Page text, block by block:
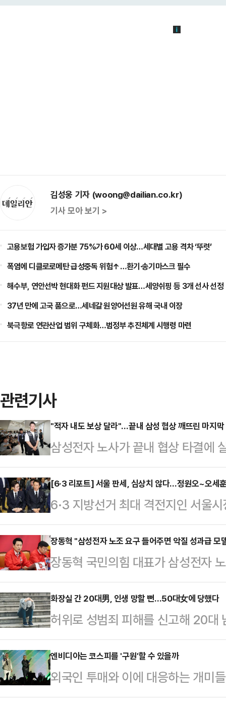
김성웅 기자 (woong@dailian.co.kr)
기사 모아 보기 >
고용보험 가입자 증가분 75%가 60세 이상…세대별 고용 격차 ‘뚜렷’
폭염에 디클로로메탄 급성중독 위험↑…환기·송기마스크 필수
해수부, 연안선박 현대화 펀드 지원대상 발표…세양쉬핑 등 3개 선사 선정
37년 만에 고국 품으로…세네갈 원양어선원 유해 국내 이장
북극항로 연관산업 범위 구체화…범정부 추진체계 시행령 마련
관련기사
"적자 내도 보상 달라"…끝내 삼성 협상 깨뜨린 마지막
삼성전자 노사가 끝내 협상 타결에
이익을 적자 사업부까지 어느 수준
으로 나타났다. 노조는 사측의 의사
하고 있지만, 삼성전자 측은 "사실
구가 협상 결렬의 결정적 원인이
전자 노사는 지난 18일부터 중앙노
갔지만 끝내 최종 합의에 실패했다
간 총파업에 돌입하겠…
[6·3 리포트] 서울 판세, 심상치 않다…정원오~오세
6·3 지방선거 최대 격전지인 서울
나온다. '대세론'을 등에 업은 정원
당초 관측이 흔들리고 있기 때문이
과거 논란이 잡으면서, 오세훈 국민
는 것이다. 다만 전문가들은 가능성
다.20일 중앙선거관리위원회에 따
앞으로 다가왔다. 특히 오는 21일
지방선거 승리를 위…
장동혁 "삼성전자 노조 요구 들어주면 악질 성과급 모
장동혁 국민의힘 대표가 삼성전자
"노조의 요구대로 무리한 합의가
성과급 모델이 탄생할 것"이라며
국회에서 열린 중앙선거대책위원
경제의 핵폭탄이 됐다"며 "노사합
우리 경제에 돌이키기 힘든 수준의
태도를 보면 노조를 설득하기보다
압박하는 모양새"라며 "어제밤 …
화장실 간 20대男, 인생 망할 뻔…50대女에 당했다
허위로 성범죄 피해를 신고해 20
형의 집행유예를 선고받았다.12일
현권 판사는 무고 혐의로 기소된
1년을 선고했다.A씨는 고의가 없었
나 재판부는 이를 받아들이지 않았
엔비디아는 코스피를 '구원'할 수 있을까
외국인 투매와 이에 대응하는 개미
지는 가운데 한국시각으로 21일 새